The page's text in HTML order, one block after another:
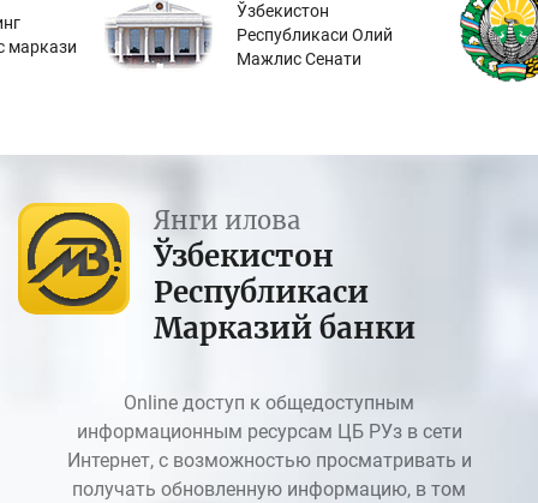
маркази
Ўзбекистон
Республикаси Олий
Мажлис Сенати
Янги илова
Ўзбекистон
Республикаси
Марказий банки
Online доступ к общедоступным
информационным ресурсам ЦБ РУз в сети
Интернет, с возможностью просматривать и
получать обновленную информацию, в том